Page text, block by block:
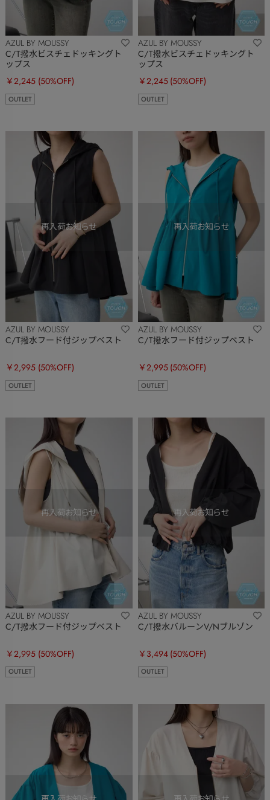
AZUL BY MOUSSY
C/T撥水ビスチェドッキングト
ップス
￥2,245 (50%OFF)
OUTLET
AZUL BY MOUSSY
C/T撥水ビスチェドッキングト
ップス
￥2,245 (50%OFF)
OUTLET
AZUL BY MOUSSY
C/T撥水フード付ジップベスト
￥2,995 (50%OFF)
OUTLET
AZUL BY MOUSSY
C/T撥水フード付ジップベスト
￥2,995 (50%OFF)
OUTLET
AZUL BY MOUSSY
C/T撥水フード付ジップベスト
￥2,995 (50%OFF)
OUTLET
AZUL BY MOUSSY
C/T撥水バルーンV/Nブルゾン
￥3,494 (50%OFF)
OUTLET